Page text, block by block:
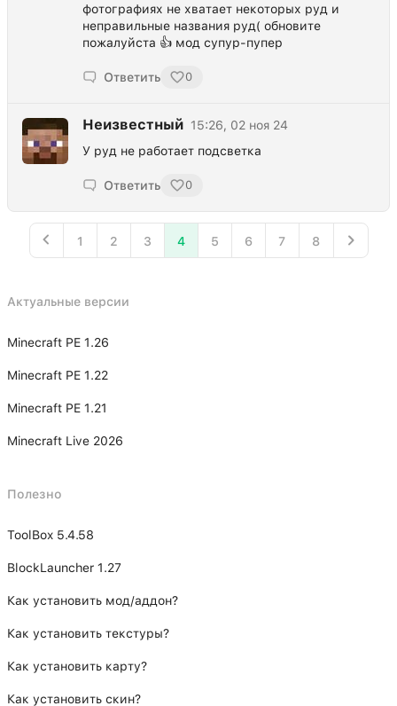
фотографиях не хватает некоторых руд и
неправильные названия руд( обновите
пожалуйста 👍 мод супур-пупер
Ответить 0
Неизвестный 15:26, 02 ноя 24
У руд не работает подсветка
Ответить 0
1 2 3 4 5 6 7 8
Актуальные версии
Minecraft PE 1.26
Minecraft PE 1.22
Minecraft PE 1.21
Minecraft Live 2026
Полезно
ToolBox 5.4.58
BlockLauncher 1.27
Как установить мод/аддон?
Как установить текстуры?
Как установить карту?
Как установить скин?